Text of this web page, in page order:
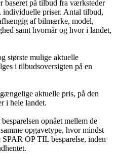
baseret på tilbud fra værksteder
individuelle priser. Antal tilbud,
af bilmærke, model,
samt hvornår og hvor i landet,
største mulige aktuelle
i tilbudsoversigten på en
aktuelle pris, på den
i hele landet.
opnået mellem de
opgavetype, hvor mindst
OP TIL besparelse, inden